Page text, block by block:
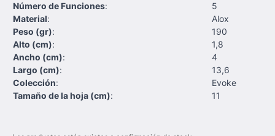
Número de Funciones:
5
Material:
Alox
Peso (gr):
190
Alto (cm):
1,8
Ancho (cm):
4
Largo (cm):
13,6
Colección:
Evoke
Tamaño de la hoja (cm): 11